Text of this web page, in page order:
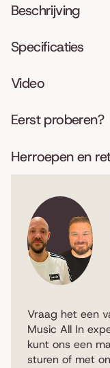
Beschrijving
Specificaties
Video
Eerst proberen?
Herroepen en
Vraag het een
Music All In
kunt ons een
sturen of met